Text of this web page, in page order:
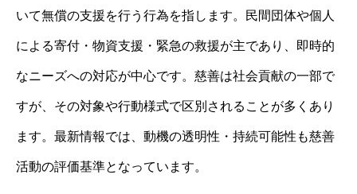
いて無償の支援を行う行為を指します。民間団体や個人
による寄付・物資支援・緊急の救援が主であり、即時的
なニーズへの対応が中心です。慈善は社会貢献の一部で
すが、その対象や行動様式で区別されることが多くあり
ます。最新情報では、動機の透明性・持続可能性も慈善
活動の評価基準となっています。